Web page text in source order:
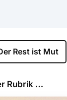
Rest ist Mut
Rubrik …